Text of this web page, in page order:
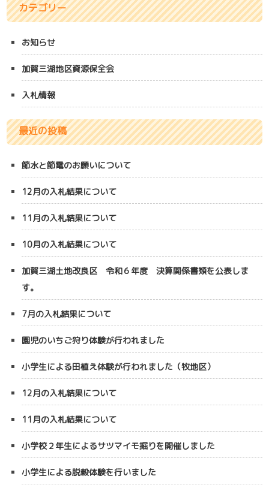
カテゴリー
お知らせ
加賀三湖地区資源保全会
入札情報
最近の投稿
節水と節電のお願いについて
12月の入札結果について
11月の入札結果について
10月の入札結果について
加賀三湖土地改良区 令和６年度 決算関係書類を公表しま
す。
7月の入札結果について
園児のいちご狩り体験が行われました
小学生による田植え体験が行われました（牧地区）
12月の入札結果について
11月の入札結果について
小学校２年生によるサツマイモ掘りを開催しました
小学生による脱穀体験を行いました